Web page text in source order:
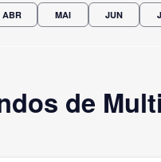
ABR MAI JUN
de